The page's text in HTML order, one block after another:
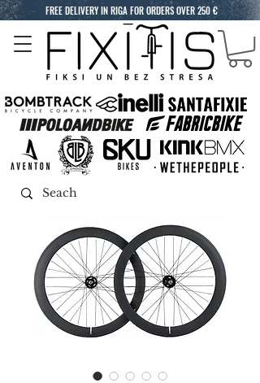
FREE DELIVERY IN RIGA FOR ORDERS OVER 250 €